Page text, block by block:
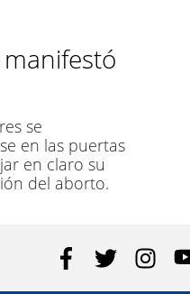
se
en las puertas
en claro su
del aborto.